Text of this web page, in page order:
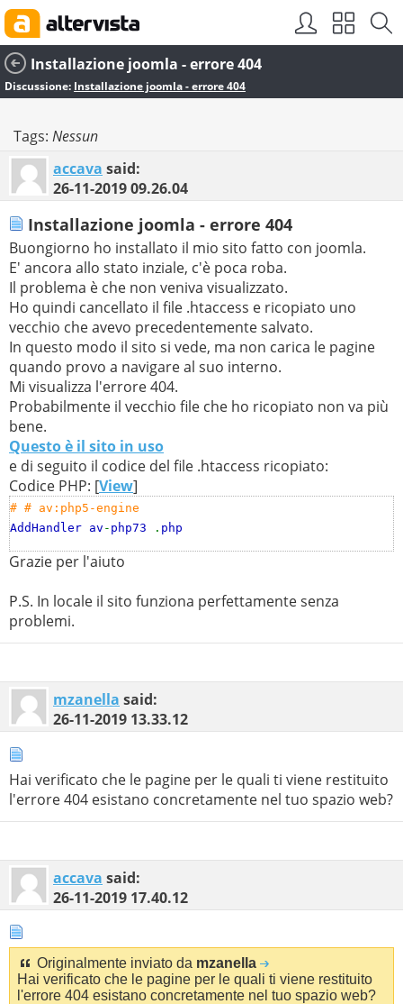
Installazione joomla - errore 404
Discussione: Installazione joomla - errore 404
Tags: Nessun
accava said:
26-11-201909.26.04
Installazione joomla - errore 404
Buongiorno ho installato il mio sito fatto con joomla.
E' ancora allo stato inziale, c'è poca roba.
Il problema è che non veniva visualizzato.
Ho quindi cancellato il file .htaccess e ricopiato uno
vecchio che avevo precedentemente salvato.
In questo modo il sito si vede, ma non carica le pagine
quando provo a navigare al suo interno.
Mi visualizza l'errore 404.
Probabilmente il vecchio file che ho ricopiato non va più
bene.
Questo è il sito in uso
e di seguito il codice del file .htaccess ricopiato:
Codice PHP: [View]
# # av:php5-engine
AddHandler av - php73 . php
Grazie per l'aiuto
P.S. In locale il sito funziona perfettamente senza
problemi.
mzanella said:
26-11-2019 13.33.12
Hai verificato che le pagine per le quali ti viene restituito
l'errore 404 esistano concretamente nel tuo spazio web?
accava said:
26-11-2019 17.40.12
Originalmente inviato da mzanella
Hai verificato che le pagine per le quali ti viene restituito
l'errore 404 esistano concretamente nel tuo spazio web?